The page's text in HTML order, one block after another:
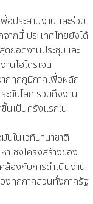
ประสานงานและร่วม
ากนี้ ประเทศไทยยังได้
ดยอดงานประชุมและ
นไฮโดรเจน
กทุกภูมิภาคเพื่อผลัก
ะดับโลก รวมถึงงาน
นเป็นครั้งแรกใน
นในเวทีนานาชาติ
เชิงโครงสร้างของ
องกับการดำเนินงาน
งทุกภาคส่วนทั้งภาครัฐ